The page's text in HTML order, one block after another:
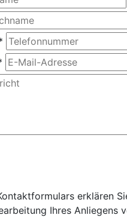
erklären
Ihres Anliegens